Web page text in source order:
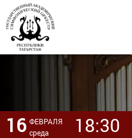
16 ФЕВРАЛЯ
среда
18:30